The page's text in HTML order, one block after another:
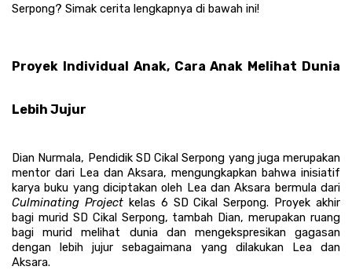
Serpong? Simak cerita lengkapnya di bawah ini!
Proyek Individual Anak, Cara Anak Melihat Dunia
Lebih Jujur
Dian Nurmala, Pendidik SD Cikal Serpong yang juga merupakan
mentor dari Lea dan Aksara, mengungkapkan bahwa inisiatif
Culminating Project kelas 6 SD Cikal Serpong. Proyek akhir
bagi murid SD Cikal Serpong, tambah Dian, merupakan ruang
bagi murid melihat dunia dan mengekspresikan gagasan
dengan lebih jujur sebagaimana yang dilakukan Lea dan
Aksara.